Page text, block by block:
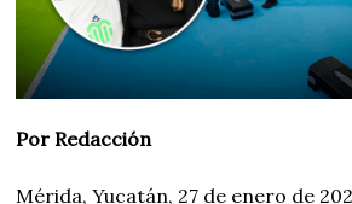
Por Redacción
Mérida, Yucatán, 27 de enero de